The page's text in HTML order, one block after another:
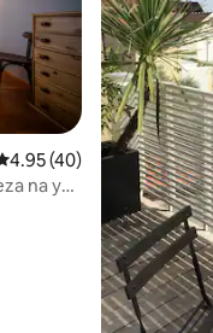
78
wa wastani wa
4.95 (40)
na ya